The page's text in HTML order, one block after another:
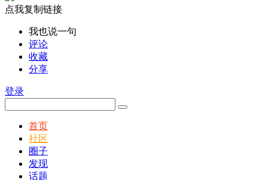
点我复制链接
我也说一句
评论
收藏
分享
登录
首页
社区
圈子
发现
话题